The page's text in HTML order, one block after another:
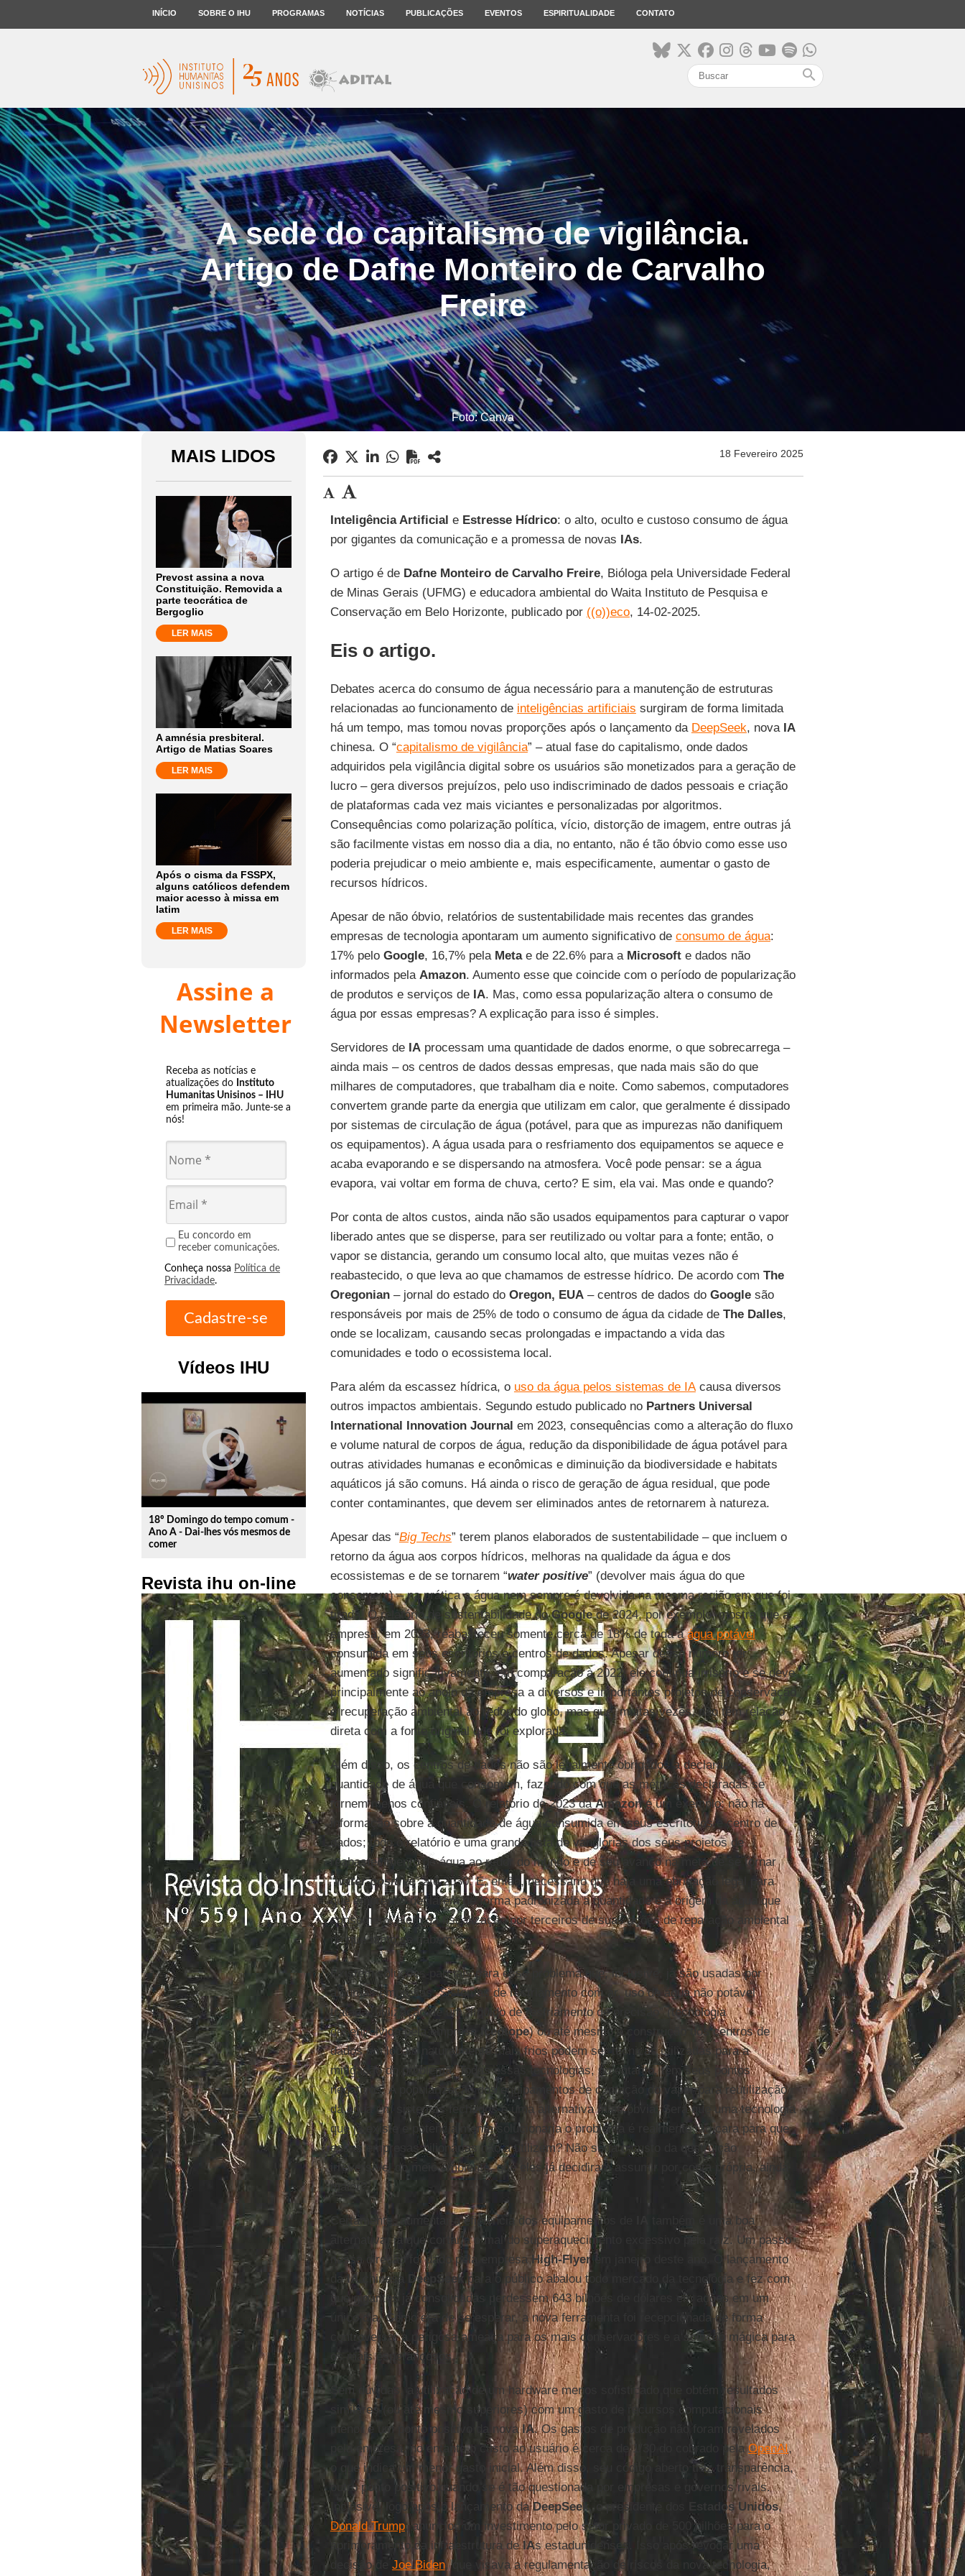
INÍCIO SOBRE O IHU PROGRAMAS NOTÍCIAS PUBLICAÇÕES EVENTOS ESPIRITUALIDADE CONTATO
search
A sede do capitalismo de vigilância.
Artigo de Dafne Monteiro de Carvalho
Freire
Foto: Canva
MAIS LIDOS
Prevost assina a nova
Constituição. Removida a
parte teocrática de
Bergoglio
LER MAIS
A amnésia presbiteral.
Artigo de Matias Soares
LER MAIS
Após o cisma da FSSPX,
alguns católicos defendem
maior acesso à missa em
latim
LER MAIS
Assine a
Newsletter
Receba as notícias e
atualizações do Instituto
Humanitas Unisinos – IHU
em primeira mão. Junte-se a
nós!
Eu concordo em
receber comunicações.
Conheça nossa Política de
Privacidade.
Vídeos IHU
play_circle_outline
18º Domingo do tempo comum -
Ano A - Dai-lhes vós mesmos de
comer
Revista ihu on-line
18 Fevereiro 2025
Inteligência Artificial e Estresse Hídrico: o alto, oculto e custoso consumo de água
por gigantes da comunicação e a promessa de novas IAs.
O artigo é de Dafne Monteiro de Carvalho Freire, Bióloga pela Universidade Federal
de Minas Gerais (UFMG) e educadora ambiental do Waita Instituto de Pesquisa e
Conservação em Belo Horizonte, publicado por ((o))eco, 14-02-2025.
Eis o artigo.
Debates acerca do consumo de água necessário para a manutenção de estruturas
relacionadas ao funcionamento de inteligências artificiais surgiram de forma limitada
há um tempo, mas tomou novas proporções após o lançamento da DeepSeek, nova IA
chinesa. O “capitalismo de vigilância” – atual fase do capitalismo, onde dados
adquiridos pela vigilância digital sobre os usuários são monetizados para a geração de
lucro – gera diversos prejuízos, pelo uso indiscriminado de dados pessoais e criação
de plataformas cada vez mais viciantes e personalizadas por algoritmos.
Consequências como polarização política, vício, distorção de imagem, entre outras já
são facilmente vistas em nosso dia a dia, no entanto, não é tão óbvio como esse uso
poderia prejudicar o meio ambiente e, mais especificamente, aumentar o gasto de
recursos hídricos.
Apesar de não óbvio, relatórios de sustentabilidade mais recentes das grandes
empresas de tecnologia apontaram um aumento significativo de consumo de água:
17% pelo Google, 16,7% pela Metae de 22.6% para a Microsofte dados não
informados pela Amazon. Aumento esse que coincide com o período de popularização
de produtos e serviços de IA. Mas, como essa popularização altera o consumo de
água por essas empresas? A explicação para isso é simples.
Servidores de IAprocessam uma quantidade de dados enorme, o que sobrecarrega –
ainda mais – os centros de dados dessas empresas, que nada mais são do que
milhares de computadores, que trabalham dia e noite. Como sabemos, computadores
convertem grande parte da energia que utilizam em calor, que geralmente é dissipado
por sistemas de circulação de água (potável, para que as impurezas não danifiquem
os equipamentos). A água usada para o resfriamento dos equipamentos se aquece e
acaba evaporando e se dispersando na atmosfera. Você pode pensar: se a água
evapora, vai voltar em forma de chuva, certo? E sim, ela vai. Mas onde e quando?
Por conta de altos custos, ainda não são usados equipamentos para capturar o vapor
liberado antes que se disperse, para ser reutilizado ou voltar para a fonte; então, o
vapor se distancia, gerando um consumo local alto, que muitas vezes não é
reabastecido, o que leva ao que chamamos de estresse hídrico. De acordo com The
Oregonian– jornal do estado do Oregon, EUA– centros de dados do Googlesão
responsáveis por mais de 25% de todo o consumo de água da cidade de The Dalles,
onde se localizam, causando secas prolongadas e impactando a vida das
comunidades e todo o ecossistema local.
Para além da escassez hídrica, o uso da água pelos sistemas de IAcausa diversos
outros impactos ambientais. Segundo estudo publicado no Partners Universal
International Innovation Journal em 2023, consequências como a alteração do fluxo
e volume natural de corpos de água, redução da disponibilidade de água potável para
outras atividades humanas e econômicas e diminuição da biodiversidade e habitats
aquáticos já são comuns. Há ainda o risco de geração de água residual, que pode
conter contaminantes, que devem ser eliminados antes de retornarem à natureza.
Apesar das “Big Techs” terem planos elaborados de sustentabilidade – que incluem o
retorno da água aos corpos hídricos, melhoras na qualidade da água e dos
ecossistemas e de se tornarem “water positive” (devolver mais água do que
consomem) – na prática a água nem sempre é devolvida na mesma região em que foi
tirada. O relatório de sustentabilidade doGooglede 2024, por exemplo, mostra que a
empresa, em 2023, reabasteceu somente cerca de 18% de toda aágua potável
consumida em seus escritórios e centros de dados. Apesar desse número ter
aumentado significativamente, em comparação à 2022, ele continua irrisório e se deve
principalmente ao apoio da empresa a diversos e importantes projetos de conservação
e recuperação ambiental ao redor do globo, mas que, muitas vezes, não têm relação
direta com a fonte original que foi explorada.
Além disso, os centros de dados não são legalmente obrigados a declarar a
quantidade de água que consomem, fazendo com que as métricas declaradas se
tornem menos confiáveis. O relatório de 2023 daAmazoné um exemplo: não há
informação sobre a quantidade de água consumida em seus escritórios e centro de
dados; todo o relatório é uma grande lista de vanglórias dos seus projetos de
reabastecimento de água ao redor do mundo e de seu avanço na meta de se tornar
“water positive” até 2030. É, então, necessário que haja uma obrigação legal para
que empresas declarem de forma padronizada a quantidade e a origem da água que
consomem, além da fiscalização por terceiros de suas ações de reparação ambiental
de que tanto se gabam.
Existem soluções parciais para esse problema que, inclusive, já são usadas por
algumas empresas. Sistemas de resfriamento com ar, uso de água não potável
tratada, utilização de um “líquido de resfriamento de precisão” (tecnologia
desenvolvida pela empresaIceotope) ou até mesmo a construção dos centros de
dados em locais naturalmente mais frios podem ser técnicas utilizadas para a
mitigação do problema. Todas essas tecnologias, no entanto, têm seus pontos
negativos. A popularização dos equipamentos de captação do vapor para reutilização
da água em sistemas fechados é uma alternativa mais óbvia. Será que uma tecnologia
que já existe e potencialmente solucionaria o problema é realmente tão cara para que
essas empresas bilionárias não a utilizem? Não seria o custo da destruição
irreversível do meio ambiente, que eles já decidiram assumir por conta própria, ainda
maior?
Certamente, aumentar a eficiência dos equipamentos de
também é uma boa
alternativa, já que cortaria o mal do superaquecimento excessivo pela raiz. Um passo
nessa direção foi dado pela empresaHigh-Flyer em janeiro deste ano. O lançamento
daIAchinesa DeepSeekpara o público abalou todo mercado da tecnologia e fez com
que gigantes já consolidadas perdessem 643 bilhões de dólares em ações em um
único dia. Como era de se esperar, a nova ferramenta foi recepcionada de forma
controversa: a perigosa ameaça para os mais conservadores e a solução mágica para
os mais esperançosos.
Sem dúvidas, a utilização de um hardware menos sofisticado que obtém resultados
similares (ou até mesmo superiores) com um gasto de recursos computacionais
menor é um ponto positivo da novaIA. Os gastos de produção não foram revelados
pela empresa, no entanto o custo ao usuário é cerca de 1/30 do cobrado pela OpenAI,
o que indica um menor gasto inicial. Além disso, seu código aberto traz transparência,
outro ponto positivo quando se é tão questionada por empresas e governos rivais.
Inclusive, logo após o lançamento daDeepSeek , o presidente dos Estados Unidos,
Donald Trump, anunciou um investimento pelo setor privado de 500 bilhões para o
aprimoramento da infraestrutura deIAs estadunidenses. Isso após revogar uma
decisão de Joe Biden, que visava a regulamentação de riscos da nova tecnologia,